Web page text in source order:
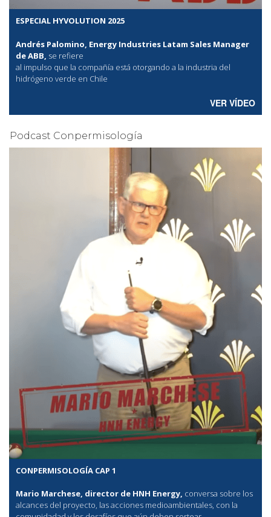
ESPECIAL HYVOLUTION 2025
Andrés Palomino, Energy Industries Latam Sales Manager
de ABB, se refiere
al impulso que la compañía está otorgando a la industria del
hidrógeno verde en Chile
VER VÍDEO
Podcast Conpermisología
CONPERMISOLOGÍA CAP 1
Mario Marchese, director de HNH Energy, conversa sobre los
alcances del proyecto, las acciones medioambientales, con la